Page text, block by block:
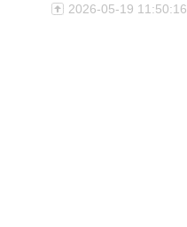
2026-05-19 11:50:16